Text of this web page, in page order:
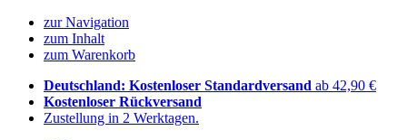
zur Navigation
zum Inhalt
zum Warenkorb
Deutschland: Kostenloser Standardversand ab 42,90 €
Kostenloser Rückversand
Zustellung in 2 Werktagen.